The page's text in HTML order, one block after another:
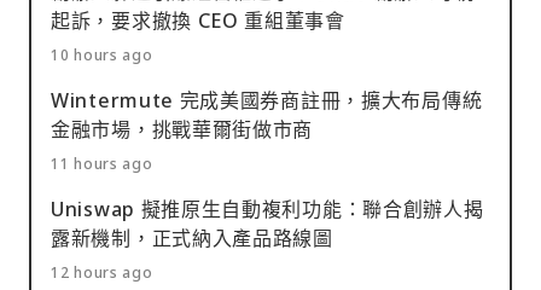
起訴，要求撤換 CEO 重組董事會
10 hours ago
Wintermute 完成美國券商註冊，擴大布局傳統
金融市場，挑戰華爾街做市商
11 hours ago
Uniswap 擬推原生自動複利功能：聯合創辦人揭
露新機制，正式納入產品路線圖
12 hours ago